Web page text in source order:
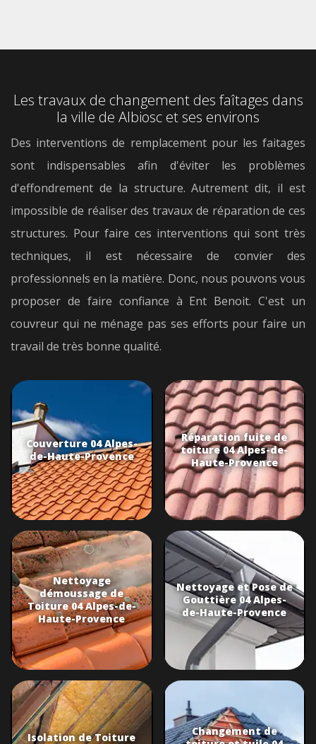
Les travaux de changement des faîtages dans
la ville de Albiosc et ses environs
Des interventions de remplacement pour les faitages
sont indispensables afin d'éviter les problèmes
d'effondrement de la structure. Autrement dit, il est
impossible de réaliser des travaux de réparation de ces
structures. Pour faire ces interventions qui sont très
techniques, il est nécessaire de convier des
professionnels en la matière. Donc, nous pouvons vous
proposer de faire confiance à Ent Benoit. C'est un
couvreur qui ne ménage pas ses efforts pour faire un
travail de très bonne qualité.
Couverture 04 Alpes-
de-Haute-Provence
Réparation fuite de
toiture 04 Alpes-de-
Haute-Provence
Nettoyage
démoussage de
Toiture 04 Alpes-de-
Haute-Provence
Nettoyage et Pose de
Gouttière 04 Alpes-
de-Haute-Provence
Isolation de Toiture
Changement de